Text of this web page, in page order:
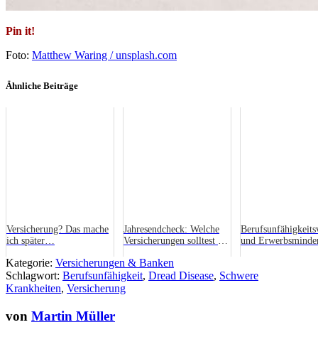
Pin it!
Foto: Matthew Waring / unsplash.com
Ähnliche Beiträge
Versicherung? Das mache
ich später…
Jahresendcheck: Welche
Versicherungen solltest du
überprüfen?
und
Kategorie: Versicherungen & Banken
Schlagwort: Berufsunfähigkeit, Dread Disease, Schwere
Krankheiten, Versicherung
von Martin Müller